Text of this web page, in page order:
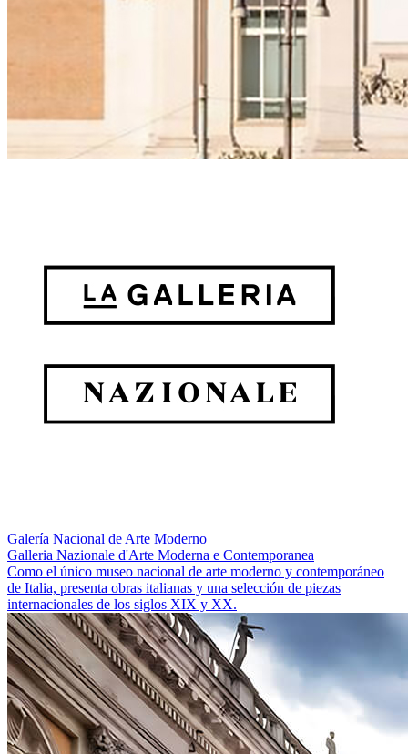
Galería Nacional de Arte Moderno
Galleria Nazionale d'Arte Moderna e Contemporanea
Como el único museo nacional de arte moderno y contemporáneo
de Italia, presenta obras italianas y una selección de piezas
internacionales de los siglos XIX y XX.